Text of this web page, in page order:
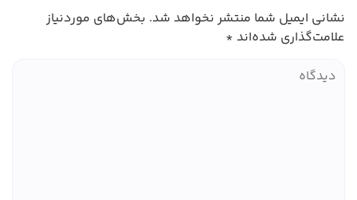
نشانی ایمیل شما منتشر نخواهد شد. بخش‌های موردنیاز
علامت‌گذاری شده‌اند *